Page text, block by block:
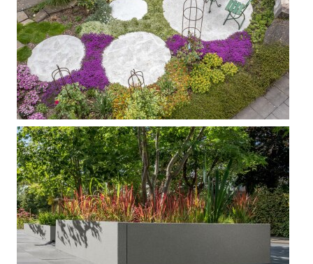
   
   